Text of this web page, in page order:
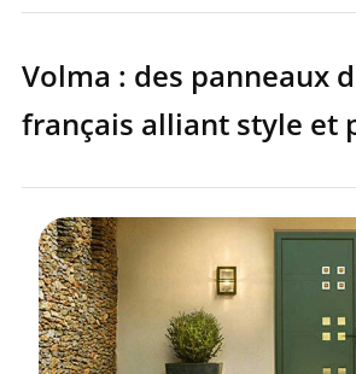
Volma : des panneaux
français alliant style et